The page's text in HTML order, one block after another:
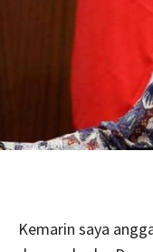
Kemarin saya